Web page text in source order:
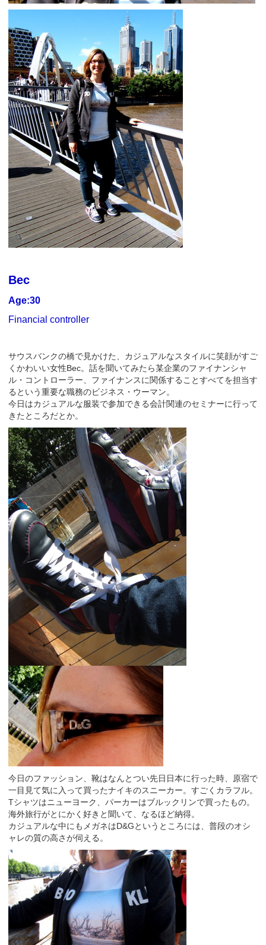
Bec
Age:30
Financial controller
サウスバンクの橋で見かけた、カジュアルなスタイルに笑顔がすご
くかわいい女性Bec。話を聞いてみたら某企業のファイナンシャ
ル・コントローラー、ファイナンスに関係することすべてを担当す
るという重要な職務のビジネス・ウーマン。
今日はカジュアルな服装で参加できる会計関連のセミナーに行って
きたところだとか。
今日のファッション、靴はなんとつい先日日本に行った時、原宿で
一目見て気に入って買ったナイキのスニーカー。すごくカラフル。
Tシャツはニューヨーク、パーカーはブルックリンで買ったもの。
海外旅行がとにかく好きと聞いて、なるほど納得。
カジュアルな中にもメガネはD&Gというところには、普段のオシ
ャレの質の高さが伺える。